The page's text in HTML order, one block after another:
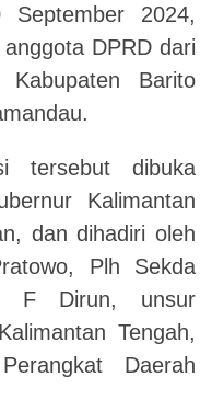
September 2024,
DPRD dari
Barito
tersebut dibuka
Kalimantan
dan dihadiri oleh
Plh Sekda
F Dirun, unsur
Tengah,
Daerah